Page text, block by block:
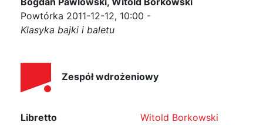
Powtórka 2011-12-12, 10:00 -
Klasyka bajki i baletu
Zespół wdrożeniowy
Libretto
Witold Borkowski